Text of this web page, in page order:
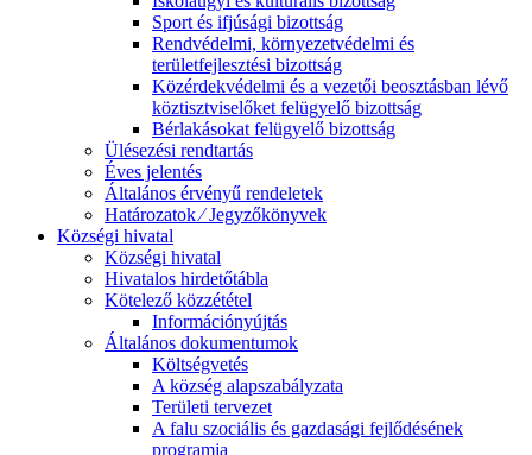
Sport és ifjúsági bizottság
Rendvédelmi, környezetvédelmi és
területfejlesztési bizottság
Közérdekvédelmi és a vezetői beosztásban lévő
köztisztviselőket felügyelő bizottság
Bérlakásokat felügyelő bizottság
Ülésezési rendtartás
Éves jelentés
Általános érvényű rendeletek
Határozatok ⁄ Jegyzőkönyvek
Községi hivatal
Községi hivatal
Hivatalos hirdetőtábla
Kötelező közzététel
Információnyújtás
Általános dokumentumok
Költségvetés
A község alapszabályzata
Területi tervezet
A falu szociális és gazdasági fejlődésének
programja